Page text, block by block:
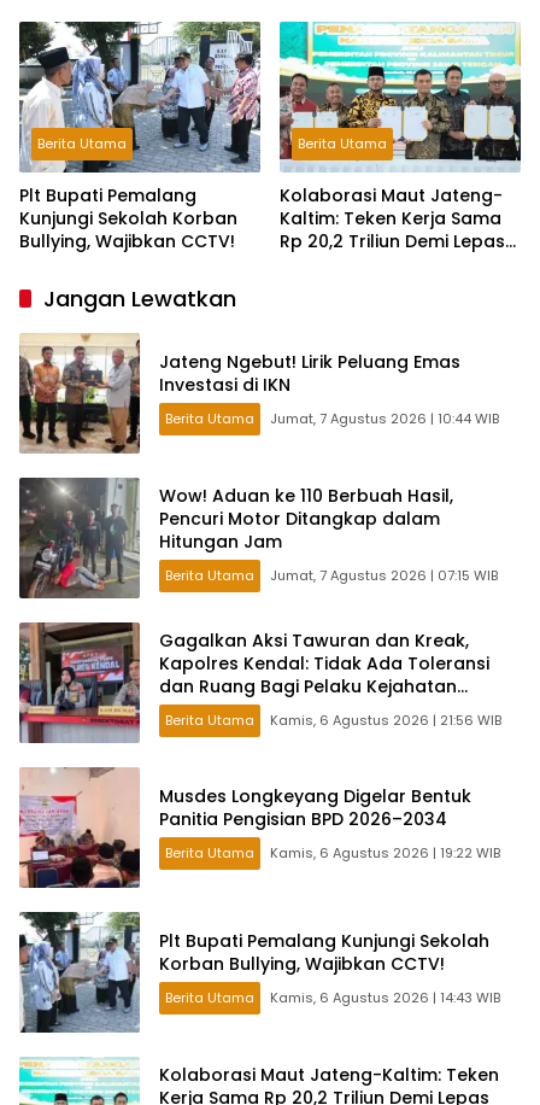
Pelaku Kejahatan Jalanan
Berita Utama
Plt Bupati Pemalang
Kunjungi Sekolah Korban
Bullying, Wajibkan CCTV!
Berita Utama
Kolaborasi Maut Jateng-
Kaltim: Teken Kerja Sama
Rp 20,2 Triliun Demi Lepas
Jangan Lewatkan
Jateng Ngebut! Lirik Peluang Emas
Investasi di IKN
Berita Utama Jumat, 7 Agustus 2026 | 10:44 WIB
Wow! Aduan ke 110 Berbuah Hasil,
Pencuri Motor Ditangkap dalam
Hitungan Jam
Berita Utama Jumat, 7 Agustus 2026 | 07:15 WIB
Gagalkan Aksi Tawuran dan Kreak,
Kapolres Kendal: Tidak Ada Toleransi
dan Ruang Bagi Pelaku Kejahatan
Jalanan
Berita Utama Kamis, 6 Agustus 2026 | 21:56 WIB
Musdes Longkeyang Digelar Bentuk
Panitia Pengisian BPD 2026–2034
Berita Utama Kamis, 6 Agustus 2026 | 19:22 WIB
Plt Bupati Pemalang Kunjungi Sekolah
Korban Bullying, Wajibkan CCTV!
Berita Utama Kamis, 6 Agustus 2026 | 14:43 WIB
Kolaborasi Maut Jateng-Kaltim: Teken
Kerja Sama Rp 20,2 Triliun Demi Lepas